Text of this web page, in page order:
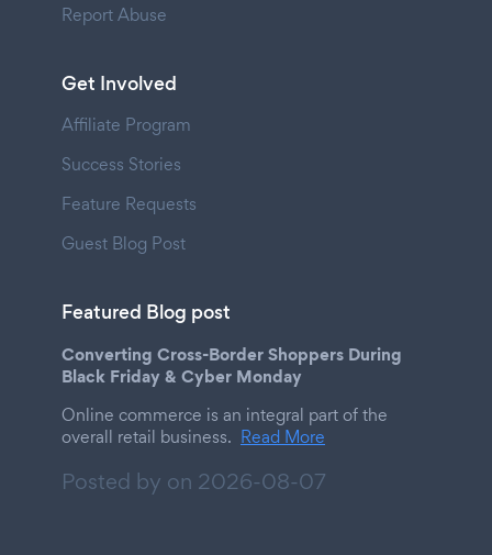
Report Abuse
Get Involved
Affiliate Program
Success Stories
Feature Requests
Guest Blog Post
Featured Blog post
Converting Cross-Border Shoppers During
Black Friday & Cyber Monday
Online commerce is an integral part of the
overall retail business. Read More
Posted by on 2026-08-07